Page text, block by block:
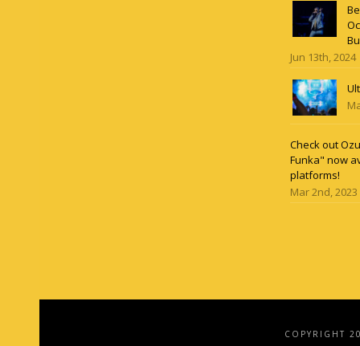
Jun 13th, 2024
Check out
Funka" now
platforms!
Mar 2nd, 2023
COPYRIGHT